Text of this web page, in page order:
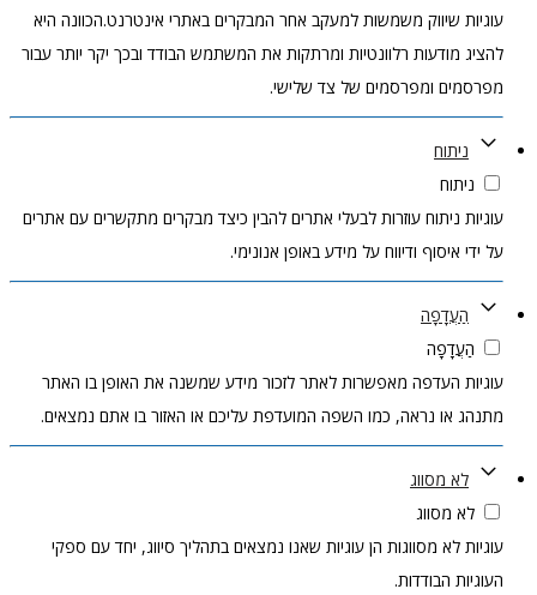
עוגיות שיווק משמשות למעקב אחר המבקרים באתרי אינטרנט.הכוונה היא
להציג מודעות רלוונטיות ומרתקות את המשתמש הבודד ובכך יקר יותר עבור
מפרסמים ומפרסמים של צד שלישי.
ניתוח
ניתוח
עוגיות ניתוח עוזרות לבעלי אתרים להבין כיצד מבקרים מתקשרים עם אתרים
על ידי איסוף ודיווח על מידע באופן אנונימי.
הַעֲדָפָה
הַעֲדָפָה
עוגיות העדפה מאפשרות לאתר לזכור מידע שמשנה את האופן בו האתר
מתנהג או נראה, כמו השפה המועדפת עליכם או האזור בו אתם נמצאים.
לא מסווג
לא מסווג
עוגיות לא מסווגות הן עוגיות שאנו נמצאים בתהליך סיווג, יחד עם ספקי
העוגיות הבודדות.